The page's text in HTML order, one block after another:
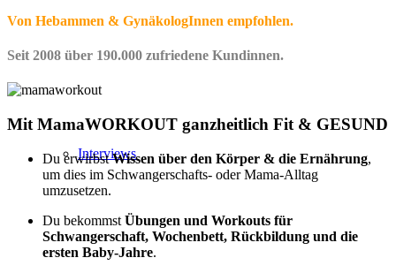
Interviews
Von Hebammen & GynäkologInnen empfohlen.
Seit 2008 über 190.000 zufriedene Kundinnen.
Mit MamaWORKOUT ganzheitlich Fit & GESUND
Du erwirbstWissen über den Körper & die Ernährung,
um dies im Schwangerschafts- oder Mama-Alltag
umzusetzen.
Du bekommst Übungen und Workouts für
Schwangerschaft, Wochenbett, Rückbildung und die
ersten Baby-Jahre.